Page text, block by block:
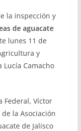
la inspección y
de aguacate
lunes 11 de
y
Lucía Camacho
Federal, Víctor
la Asociación
de Jalisco